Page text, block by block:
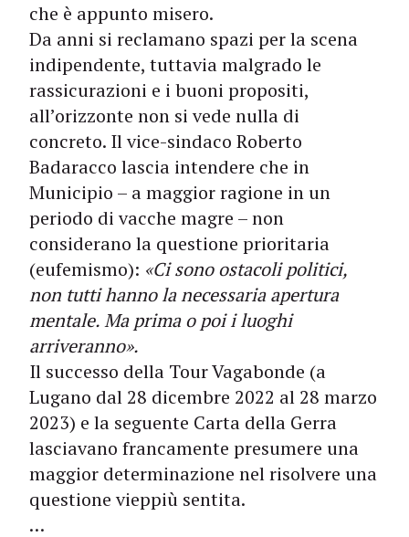
che è appunto misero.
Da anni si reclamano spazi per la scena
indipendente, tuttavia malgrado le
rassicurazioni e i buoni propositi,
all’orizzonte non si vede nulla di
concreto. Il vice-sindaco Roberto
Badaracco lascia intendere che in
Municipio – a maggior ragione in un
periodo di vacche magre – non
considerano la questione prioritaria
(eufemismo): «Ci sono ostacoli politici,
non tutti hanno la necessaria apertura
mentale. Ma prima o poi i luoghi
arriveranno».
Il successo della Tour Vagabonde (a
Lugano dal 28 dicembre 2022 al 28 marzo
2023) e la seguente Carta della Gerra
lasciavano francamente presumere una
maggior determinazione nel risolvere una
questione vieppiù sentita.
…